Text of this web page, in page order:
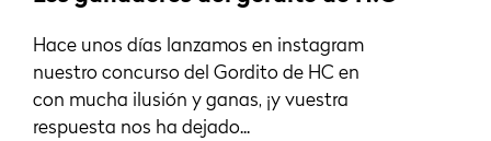
Hace unos días lanzamos en instagram
nuestro concurso del Gordito de HC en
con mucha ilusión y ganas, ¡y vuestra
respuesta nos ha dejado...